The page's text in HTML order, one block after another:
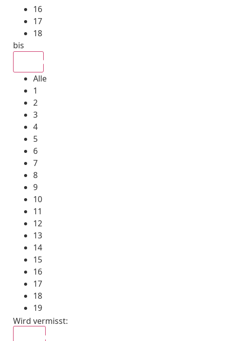
16
17
18
bis
Alle
1
2
3
4
5
6
7
8
9
10
11
12
13
14
15
16
17
18
19
Wird vermisst: